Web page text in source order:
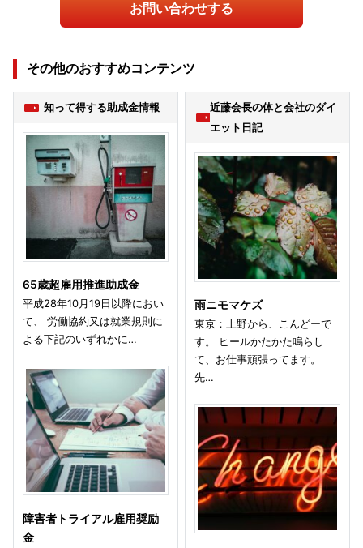
お問い合わせする
その他のおすすめコンテンツ
知って得する助成金情報
65歳超雇用推進助成金
平成28年10月19日以降におい
て、 労働協約又は就業規則に
よる下記のいずれかに…
障害者トライアル雇用奨励
金
近藤会長の体と会社のダイ
エット日記
雨ニモマケズ
東京：上野から、こんどーで
す。 ヒールかたかた鳴らし
て、お仕事頑張ってます。
先…